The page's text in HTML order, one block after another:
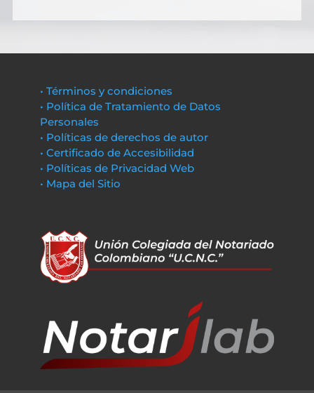
• Términos y condiciones
• Política de Tratamiento de Datos
Personales
• Políticas de derechos de autor
• Certificado de Accesibilidad
• Políticas de Privacidad Web
• Mapa del Sitio